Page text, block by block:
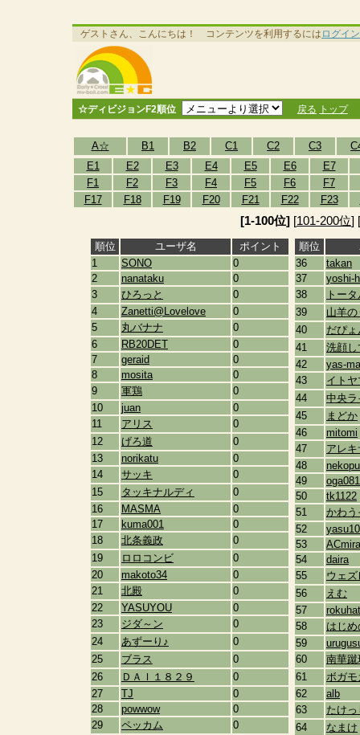
ゲストさん、こんにちは！ コンテンツを利用するには ログイン
☆ディビジョンF2順位 戻る トップ
A☆ B1 B2 C1 C2 C3
E1
E2 E3 E4 E5 E6
E7
F1
F2 F3 F4 F5 F6
F7
F17
F18 F19 F20 F21 F22 F23
[1-100位] [101-200位] [
順位 ユーザ名
ポイント
1
SONO
0
2
nanataku
0
3
ひろっと
0
4
Zanetti@Lovelove
0
5
丸バナナ
0
6
RB20DET
0
7
geraid
0
8
mosita
0
9
軍鶏
0
10
juan
0
11
アリス
0
12
げろ道
0
13
norikatu
0
14
サッキ
0
15
タッキナルディ
0
16
MASMA
0
17
kuma001
0
18
北条義政
0
19
ロロコンビ
0
20
makoto34
0
21
北殿
0
22
YASUYOU
0
23
ジダ～ン
0
24
あずーり♪
0
25
ブラス
0
26
ＤＡＩ１８２９
0
27
TJ
0
28
powwow
0
29
ペッカム
0
順位
36
takan
37
yoshi-
38
トー
39
山羊の
40
だぴょ
41
洗顔し
42
yas-ma
43
イトヤ
44
中央ラ
45
まどか
46
mitomi
47
アレキ
48
49
50
tk1122
51
かわう
52
53
54
daira
55
ウェ
56
えむ
57
58
はじ
59
60
南華蹴
61
ボガモ
62
alb
63
たけ
64
なまけ